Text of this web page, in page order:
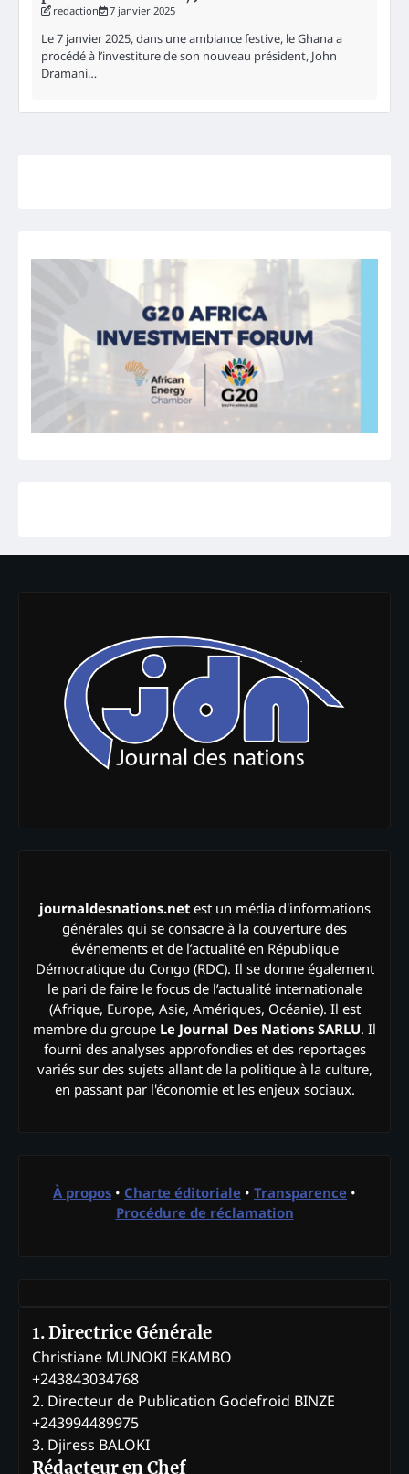
redaction 7 janvier 2025
Le 7 janvier 2025, dans une ambiance festive, le Ghana a
procédé à l’investiture de son nouveau président, John
Dramani…
journaldesnations.netest un média d'informations
générales qui se consacre à la couverture des
événements et de l’actualité en République
Démocratique du Congo (RDC). Il se donne également
le pari de faire le focus de l’actualité internationale
(Afrique, Europe, Asie, Amériques, Océanie). Il est
membre du groupe Le Journal Des Nations SARLU. Il
fourni des analyses approfondies et des reportages
variés sur des sujets allant de la politique à la culture,
en passant par l'économie et les enjeux sociaux.
À propos • Charte éditoriale • Transparence •
Procédure de réclamation
1. Directrice Générale
Christiane MUNOKI EKAMBO
+243843034768
2. Directeur de Publication Godefroid BINZE
+243994489975
3. Djiress BALOKI
Rédacteur en Chef